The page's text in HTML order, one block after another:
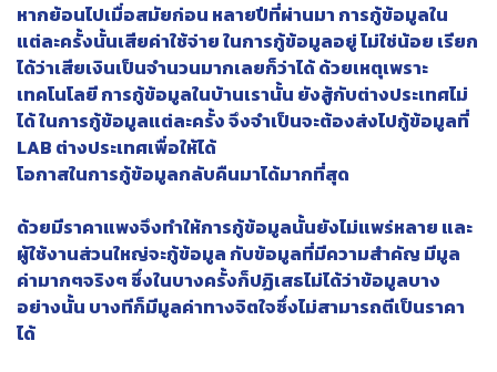
หากย้อนไปเมื่อสมัยก่อน หลายปีที่ผ่านมา การกู้ข้อมูลใน
แต่ละครั้งนั้นเสียค่าใช้จ่าย ในการกู้ข้อมูลอยู่ ไม่ใช่น้อย เรียก
ได้ว่าเสียเงินเป็นจำนวนมากเลยก็ว่าได้ ด้วยเหตุเพราะ
เทคโนโลยี การกู้ข้อมูลในบ้านเรานั้น ยังสู้กับต่างประเทศไม่
ได้ ในการกู้ข้อมูลแต่ละครั้ง จึงจำเป็นจะต้องส่งไปกู้ข้อมูลที่
LAB ต่างประเทศเพื่อให้ได้
โอกาสในการกู้ข้อมูลกลับคืนมาได้มากที่สุด
ด้วยมีราคาแพงจึงทำให้การกู้ข้อมูลนั้นยังไม่แพร่หลาย และ
ผู้ใช้งานส่วนใหญ่จะกู้ข้อมูล กับข้อมูลที่มีความสำคัญ มีมูล
ค่ามากๆจริงๆ ซึ่งในบางครั้งก็ปฏิเสธไม่ได้ว่าข้อมูลบาง
อย่างนั้น บางทีก็มีมูลค่าทางจิตใจซึ่งไม่สามารถตีเป็นราคา
ได้